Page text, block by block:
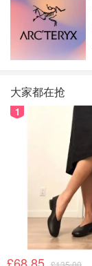
大家都在抢
1
£68.85